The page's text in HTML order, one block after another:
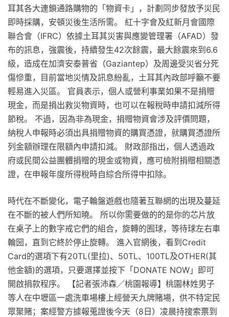
耳其各大連鎖通路購物的「物資卡」，計劃同步發放予災民
即時採購，安頓災後生活所需。 紅十字會及紅新月會國際
聯合會（IFRC）依據土耳其災害與應變管理署（AFAD）發
布的訊息，強震後，持續發生42次餘震，最大餘震來到6.6
級，造成在加濟安泰普省（Gaziantep）及周邊受災省分死
傷慘重，目前當地災情及訊息紛亂，土耳其內政部呼籲不要
輕易進入災區。 官員表示，個人或營利事業如果不是捐贈
現金，而是捐出救災物資時，也可以在報稅時申請扣減所得
節稅。 不過，因為非為現金，捐贈物資會涉及評價問題，
納稅人申報時必須出具捐贈物資的購買憑證，就購買憑證所
列金額辦理在限額內申請扣減。 財政部指出，個人透過政
府或民間公益團體捐贈的現金或物資，應可檢附捐贈相關憑
證，在申報年度所得稅時自綜合所得中扣除。
時代在不斷變化，電子輪盤遊戲也隨著互聯網的出現及蔓延
在不斷的被人們所知曉。 所以你需要做的的是你的芯片放
在桌子上的數字戒它們的組合，旋轉的囿球，等待球左右車
輪圀，直到它終於停止旋轉。 進入官網後，看到Credit
Card的選項下有20TL(里拉)、50TL、100TL及OTHER(其
他金額)的選項，只要選擇並按下「DONATE NOW」即可
開啟捐款程序。 【記者張沛森／桃園報導】桃園林姓男子
等人在中壢區一處洗車場樓上經營天九牌賭場，供不特定民
眾聚賭；案經警方據報蒐證後今天（8日）凌晨持搜索票到